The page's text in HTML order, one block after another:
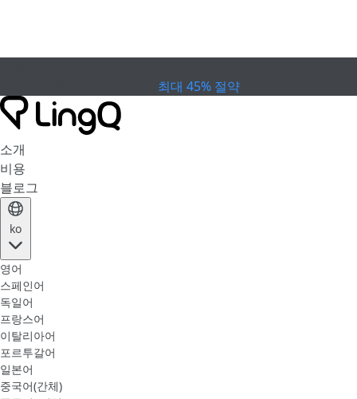
최대 45% 절약
소개
비용
블로그
ko
영어
스페인어
독일어
프랑스어
이탈리아어
포르투갈어
일본어
중국어(간체)